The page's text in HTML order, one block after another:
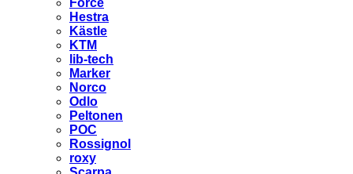
Hestra
Kästle
KTM
lib-tech
Marker
Norco
Odlo
Peltonen
POC
Rossignol
roxy